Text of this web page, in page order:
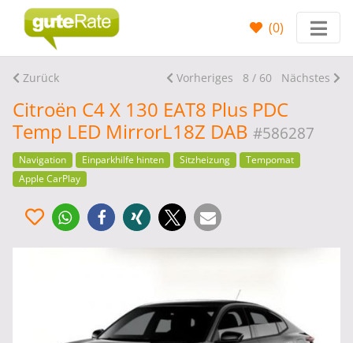
(0)
Zurück Vorheriges 8 / 60 Nächstes
Citroën C4 X 130 EAT8 Plus PDC
Temp LED MirrorL18Z DAB #586287
Navigation Einparkhilfe hinten Sitzheizung
Tempomat
Apple CarPlay